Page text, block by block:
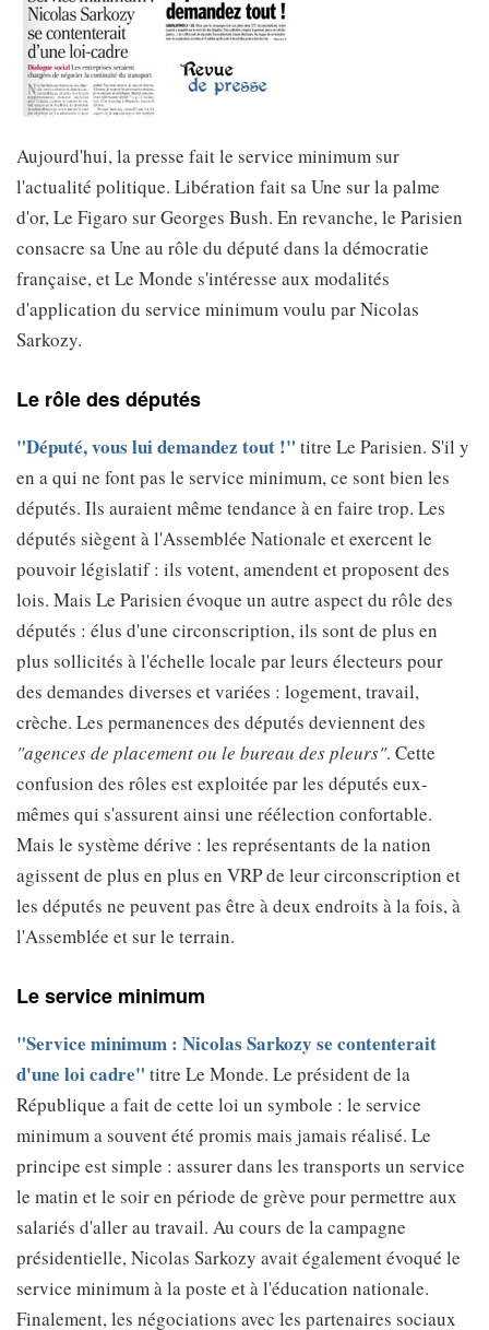
Aujourd'hui, la presse fait le service minimum sur
l'actualité politique. Libération fait sa Une sur la palme
d'or, Le Figaro sur Georges Bush. En revanche, le Parisien
consacre sa Une au rôle du député dans la démocratie
française, et Le Monde s'intéresse aux modalités
d'application du service minimum voulu par Nicolas
Sarkozy.
Le rôle des députés
"Député, vous lui demandez tout !" titre Le Parisien. S'il y
en a qui ne font pas le service minimum, ce sont bien les
députés. Ils auraient même tendance à en faire trop. Les
députés siègent à l'Assemblée Nationale et exercent le
pouvoir législatif : ils votent, amendent et proposent des
lois. Mais Le Parisien évoque un autre aspect du rôle des
députés : élus d'une circonscription, ils sont de plus en
plus sollicités à l'échelle locale par leurs électeurs pour
des demandes diverses et variées : logement, travail,
crèche. Les permanences des députés deviennent des
"agences de placement ou le bureau des pleurs". Cette
confusion des rôles est exploitée par les députés eux-
mêmes qui s'assurent ainsi une réélection confortable.
Mais le système dérive : les représentants de la nation
agissent de plus en plus en VRP de leur circonscription et
les députés ne peuvent pas être à deux endroits à la fois, à
l'Assemblée et sur le terrain.
Le service minimum
"Service minimum : Nicolas Sarkozy se contenterait
d'une loi cadre" titre Le Monde. Le président de la
République a fait de cette loi un symbole : le service
minimum a souvent été promis mais jamais réalisé. Le
principe est simple : assurer dans les transports un service
le matin et le soir en période de grève pour permettre aux
salariés d'aller au travail. Au cours de la campagne
présidentielle, Nicolas Sarkozy avait également évoqué le
service minimum à la poste et à l'éducation nationale.
Finalement, les négociations avec les partenaires sociaux